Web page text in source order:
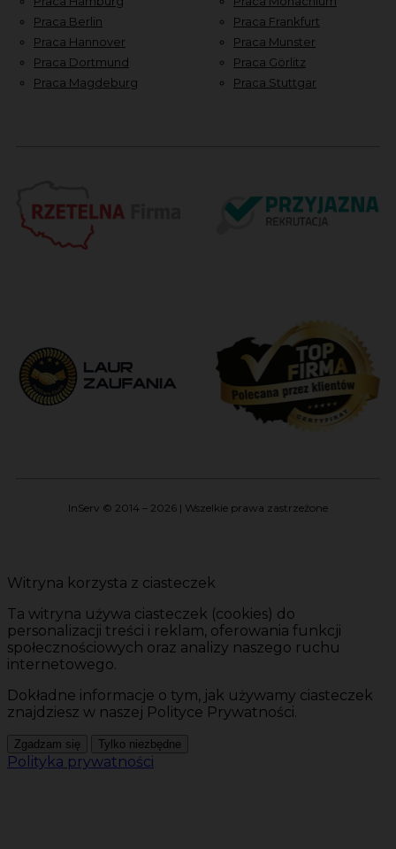
Praca Berlin
Praca Hannover
Praca Dortmund
Praca Magdeburg
Praca Frankfurt
Praca Munster
Praca Görlitz
Praca Stuttgar
InServ © 2014 – 2026 | Wszelkie prawa zastrzeżone
Witryna korzysta z ciasteczek
Ta witryna używa ciasteczek (cookies) do
personalizacji treści i reklam, oferowania funkcji
społecznościowych oraz analizy naszego ruchu
internetowego.
Dokładne informacje o tym, jak używamy ciasteczek
znajdziesz w naszej Polityce Prywatności.
Zgadzam się Tylko niezbędne
Polityka prywatności